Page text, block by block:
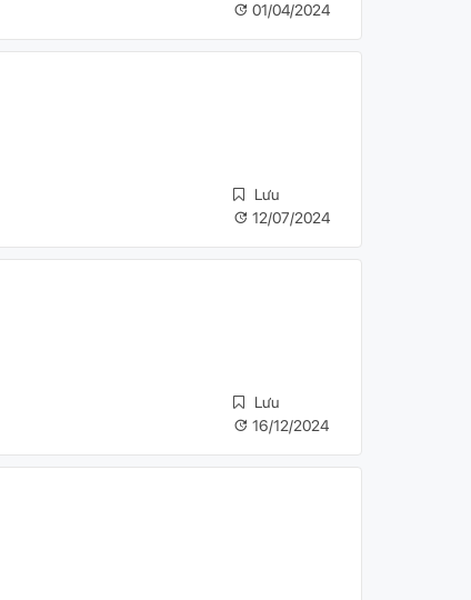
01/04/2024
Lưu
12/07/2024
Lưu
16/12/2024